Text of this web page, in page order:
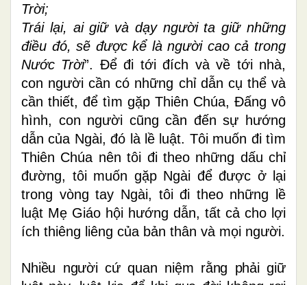
Trời;
Trái lại, ai giữ và dạy người ta giữ những
điều đó, sẽ được kể là người cao cả trong
Nước Trời”. Để đi tới đích và về tới nhà,
con người cần có những chỉ dẫn cụ thể và
cần thiết, để tìm gặp Thiên Chúa, Đấng vô
hình, con người cũng cần đến sự hướng
dẫn của Ngài, đó là lề luật. Tôi muốn đi tìm
Thiên Chúa nên tôi đi theo những dấu chỉ
đường, tôi muốn gặp Ngài để được ở lại
trong vòng tay Ngài, tôi đi theo những lề
luật Mẹ Giáo hội hướng dẫn, tất cả cho lợi
ích thiêng liêng của bản thân và mọi người.
Nhiều người cứ quan niệm rằng phải giữ